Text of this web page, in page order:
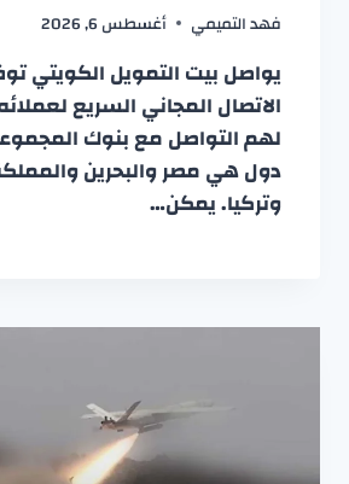
فهد التميمي أغسطس 6, 2026
يواصل بيت التمويل الكويتي
الاتصال المجاني السريع
لهم التواصل مع بنوك
دول هي مصر والبحرين
وتركيا. يمكن…